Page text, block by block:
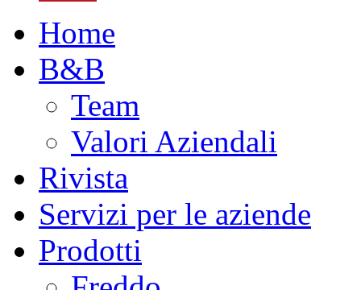
Home
B&B
Team
Valori Aziendali
Rivista
Servizi per le aziende
Prodotti